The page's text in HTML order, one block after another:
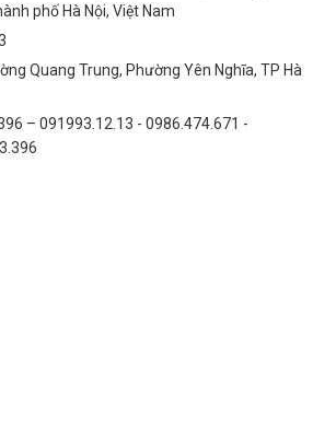
sân: lối đi, bãi giữ xe, khu khán
và Công Nghiệp
bãi xe, khu công nghiệp, nhà
tối đa, phù hợp với sân bóng quy
liên tục.
nhờ tuổi thọ cao (trên 40.000 giờ).
chứa thủy ngân, không phát
ngoại.
phố Hà Nội, Việt Nam
Quang Trung, Phường Yên Nghĩa, TP Hà
– 091993.12.13 - 0986.474.671 -